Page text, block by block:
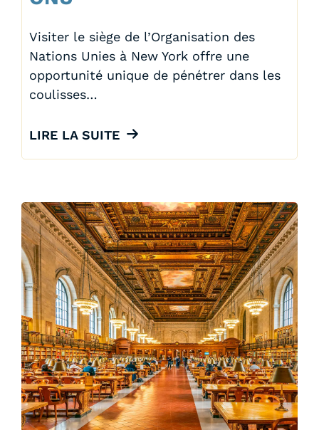
Visiter le siège de l’Organisation des
Nations Unies à New York offre une
opportunité unique de pénétrer dans les
coulisses…
LIRE LA SUITE